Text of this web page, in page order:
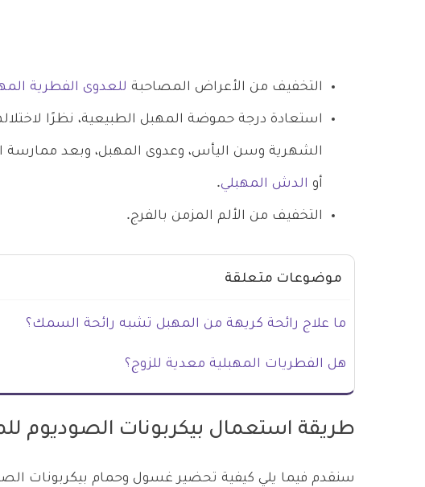
التخفيف من الأعراض المصاحبة للعدوى الفطرية
استعادة درجة حموضة المهبل الطبيعية، نظرًا
الشهرية وسن اليأس، وعدوى المهبل، وبعد ممارسة
أو الدش المهبلي.
التخفيف من الألم المزمن بالفرج.
موضوعات متعلقة
ما علاج رائحة كريهة من المهبل تشبه رائحة السمك؟
هل الفطريات المهبلية معدية للزوج؟
طريقة استعمال بيكربونات الصوديوم
سنقدم فيما يلي كيفية تحضير غسول وحمام بيكربونات